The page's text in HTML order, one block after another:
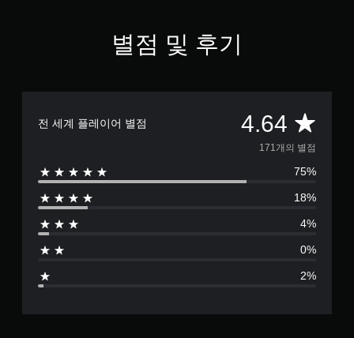
별점 및 후기
전 세계 플레이어 별점 4.64 총
1
7
1
점
171개의 별점
75%
18%
4%
0%
2%